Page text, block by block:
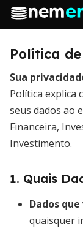
Política
Sua
Política explica
seus dados ao
Financeira,
Investimento.
1. Quais
Dados
quaisquer